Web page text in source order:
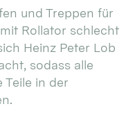
und Treppen für
Rollator schlecht
Heinz Peter Lob
sodass alle
Teile in der